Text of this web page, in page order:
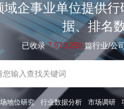
企事业单位提供
据、排名
已收录7.973.258 篇行业/公
地位研究 行业数据分析 市场调研